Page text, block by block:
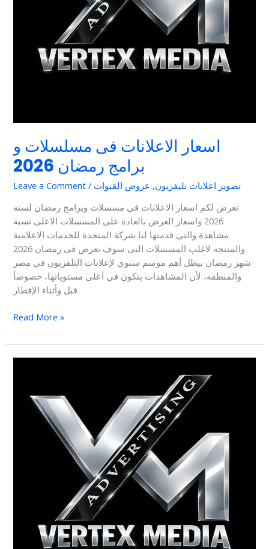
اسعار الاعلانات فى مسلسلات و
برامج رمضان 2026
Leave a Comment / تصوير اعلانات تليفزيون, عروض القنوات
نعرض لكم اسعار الاعلانات فى مسسلات وبرامج رمضان لسنه
2026 واسعار العرض بالعادة على المسسلات الاعلى نسبة
مشاهدة والتى قدمتها لنا شركة المتحدة للخدمات الاعلامية
والمنتجه لاغلب المسسلات التى سوف تعرض فى رمضان 2026
شهر رمضان بيظل أهم موسم سنوي لإعلانات التلفزيون في مصر
والمنطقة، لأن المشاهدات بتكون في أعلى مستوياتها، خصوصاً
قبل وأثناء الإفطار
Read More »
الدعايه
والاعلان